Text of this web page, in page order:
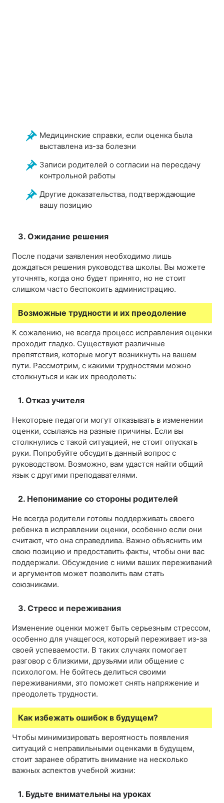
Медицинские справки, если оценка была
выставлена из-за болезни
Записи родителей о согласии на пересдачу
контрольной работы
Другие доказательства, подтверждающие
вашу позицию
3. Ожидание решения
После подачи заявления необходимо лишь
дождаться решения руководства школы. Вы можете
уточнять, когда оно будет принято, но не стоит
слишком часто беспокоить администрацию.
Возможные трудности и их преодоление
К сожалению, не всегда процесс исправления оценки
проходит гладко. Существуют различные
препятствия, которые могут возникнуть на вашем
пути. Рассмотрим, с какими трудностями можно
столкнуться и как их преодолеть:
1. Отказ учителя
Некоторые педагоги могут отказывать в изменении
оценки, ссылаясь на разные причины. Если вы
столкнулись с такой ситуацией, не стоит опускать
руки. Попробуйте обсудить данный вопрос с
руководством. Возможно, вам удастся найти общий
язык с другими преподавателями.
2. Непонимание со стороны родителей
Не всегда родители готовы поддерживать своего
ребенка в исправлении оценки, особенно если они
считают, что она справедлива. Важно объяснить им
свою позицию и предоставить факты, чтобы они вас
поддержали. Обсуждение с ними ваших переживаний
и аргументов может позволить вам стать
союзниками.
3. Стресс и переживания
Изменение оценки может быть серьезным стрессом,
особенно для учащегося, который переживает из-за
своей успеваемости. В таких случаях помогает
разговор с близкими, друзьями или общение с
психологом. Не бойтесь делиться своими
переживаниями, это поможет снять напряжение и
преодолеть трудности.
Как избежать ошибок в будущем?
Чтобы минимизировать вероятность появления
ситуаций с неправильными оценками в будущем,
стоит заранее обратить внимание на несколько
важных аспектов учебной жизни:
1. Будьте внимательны на уроках